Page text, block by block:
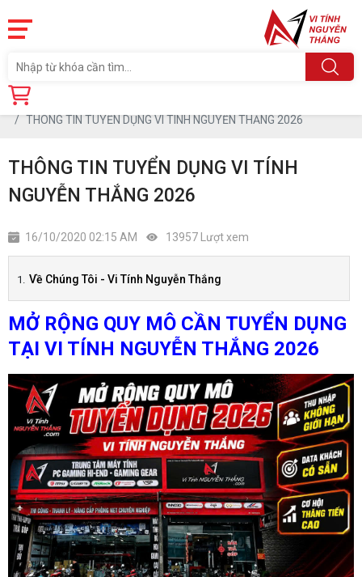
Trang chủ
THÔNG TIN TUYỂN DỤNG VI TÍNH NGUYỄN THẮNG 2026
THÔNG TIN TUYỂN DỤNG VI TÍNH
NGUYỄN THẮNG 2026
16/10/2020 02:15 AM 13957 Lượt xem
Về Chúng Tôi - Vi Tính Nguyễn Thắng
MỞ RỘNG QUY MÔ CẦN TUYỂN DỤNG
TẠI VI TÍNH NGUYỄN THẮNG 2026